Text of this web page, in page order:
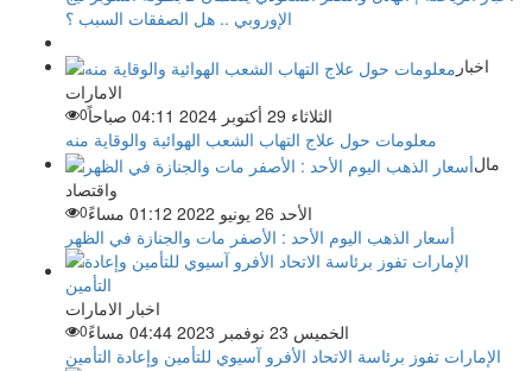
الإوروبي .. هل الصفقات السبب ؟
اخبار
الامارات
الثلاثاء 29 أكتوبر 2024 04:11 صباحاً
0
معلومات حول علاج التهاب الشعب الهوائية والوقاية منه
مال
واقتصاد
الأحد 26 يونيو 2022 01:12 مساءً
0
أسعار الذهب اليوم الأحد : الأصفر مات والجنازة في الظهر
اخبار الامارات
الخميس 23 نوفمبر 2023 04:44 مساءً
0
الإمارات تفوز برئاسة الاتحاد الأفرو آسيوي للتأمين وإعادة التأمين